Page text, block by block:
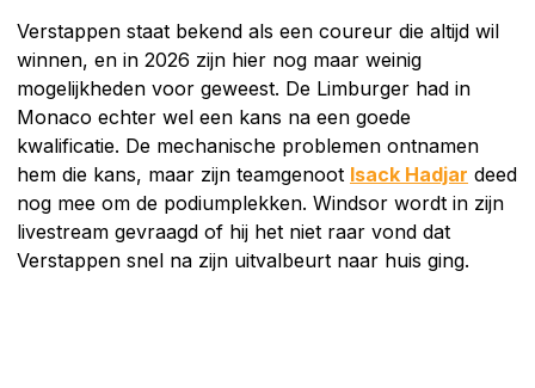
Verstappen staat bekend als een coureur die altijd wil
winnen, en in 2026 zijn hier nog maar weinig
mogelijkheden voor geweest. De Limburger had in
Monaco echter wel een kans na een goede
kwalificatie. De mechanische problemen ontnamen
hem die kans, maar zijn teamgenoot Isack Hadjar deed
nog mee om de podiumplekken. Windsor wordt in zijn
livestream gevraagd of hij het niet raar vond dat
Verstappen snel na zijn uitvalbeurt naar huis ging.